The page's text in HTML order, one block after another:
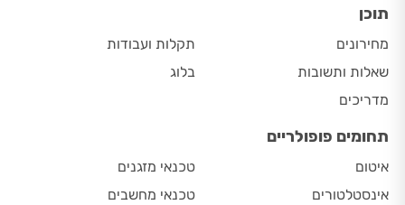
תוכן
מחירונים
שאלות ותשובות
מדריכים
תקלות ועבודות
בלוג
תחומים פופולריים
איטום
אינסטלטורים
טכנאי מזגנים
טכנאי מחשבים